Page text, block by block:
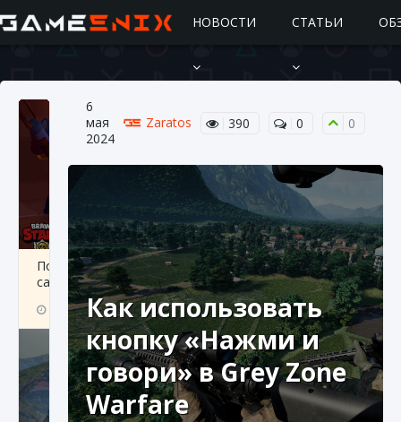
НОВОСТИ СТАТЬИ
Подробное руководство по получению
самоцветов Brawl Stars
10 августа 2024 2 685 0 1
6
мая
2024
Zaratos 390 0 0
Как использовать
кнопку «Нажми и
говори» в Grey Zone
Warfare